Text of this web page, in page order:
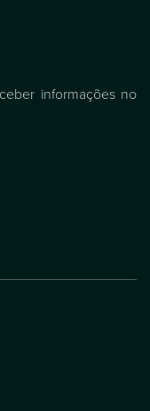
informações no